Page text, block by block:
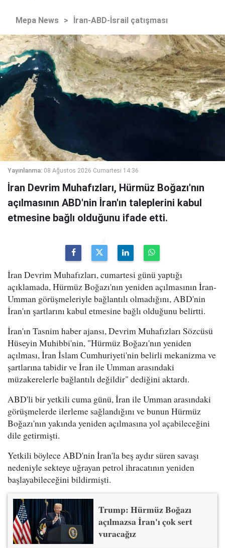
Mepa News > İran-ABD-İsrail çatışması
Yayınlanma: 08 Ağustos 2026 Cumartesi 14:36
İran Devrim Muhafızları, Hürmüz Boğazı'nın
açılmasının ABD'nin İran'ın taleplerini kabul
etmesine bağlı olduğunu ifade etti.
İran Devrim Muhafızları, cumartesi günü yaptığı
açıklamada, Hürmüz Boğazı'nın yeniden açılmasının İran-
Umman görüşmeleriyle bağlantılı olmadığını, ABD'nin
İran'ın şartlarını kabul etmesine bağlı olduğunu belirtti.
İran'ın Tasnim haber ajansı, Devrim Muhafızları Sözcüsü
Hüseyin Muhibbi'nin, "Hürmüz Boğazı'nın yeniden
açılması, İran İslam Cumhuriyeti'nin belirli mekanizma ve
şartlarına tabidir ve İran ile Umman arasındaki
müzakerelerle bağlantılı değildir" dediğini aktardı.
ABD'li bir yetkili cuma günü, İran ile Umman arasındaki
görüşmelerde ilerleme sağlandığını ve bunun Hürmüz
Boğazı'nın yakında yeniden açılmasına yol açabileceğini
dile getirmişti.
Yetkili böylece ABD'nin İran'la beş aydır süren savaşı
nedeniyle sekteye uğrayan petrol ihracatının yeniden
başlayabileceğini bildirmişti.
Trump: Hürmüz Boğazı
açılmazsa İran'ı çok sert
vuracağız